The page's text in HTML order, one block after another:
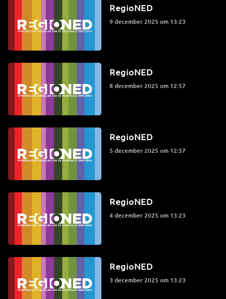
RegioNED
9 december 2025 om 13:23
RegioNED
8 december 2025 om 12:57
RegioNED
5 december 2025 om 12:57
RegioNED
4 december 2025 om 13:23
RegioNED
3 december 2025 om 13:23